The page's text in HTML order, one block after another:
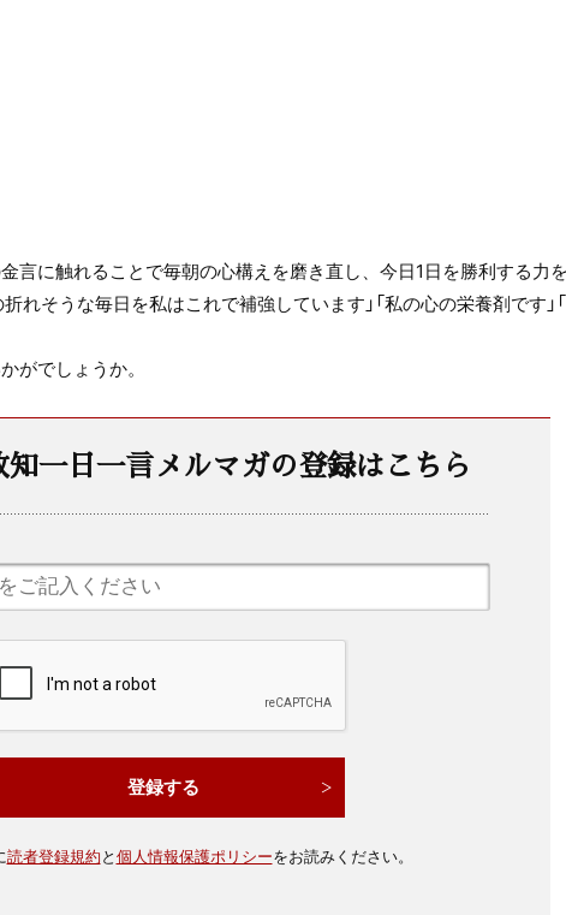
言に触れることで毎朝の心構えを磨き直し、今日1日を勝利する力
そうな毎日を私はこれで補強しています」「私の心の栄養剤です」
がでしょうか。
知一日一言メルマガの登録はこちら
読者登録規約と個人情報保護ポリシーをお読みください。